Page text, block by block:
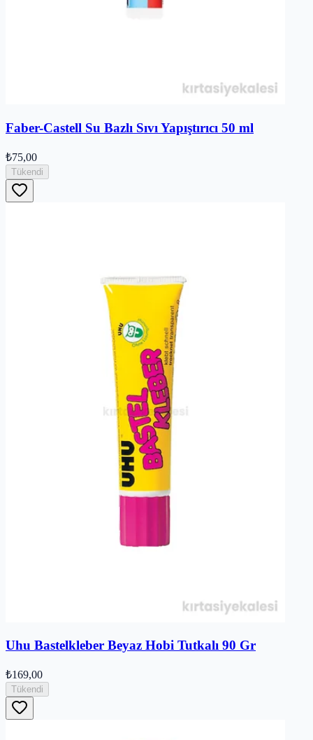
Faber-Castell Su Bazlı Sıvı Yapıştırıcı 50 ml
₺75,00
Tükendi
Uhu Bastelkleber Beyaz Hobi Tutkalı 90 Gr
₺169,00
Tükendi